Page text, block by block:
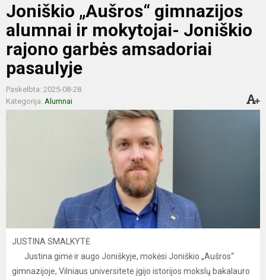
Joniškio „Aušros“ gimnazijos
alumnai ir mokytojai- Joniškio
rajono garbės amsadoriai
pasaulyje
Paskelbta: 2025-08-28
Kategorija: Alumnai
JUSTINA SMALKYTĖ
Justina gimė ir augo Joniškyje, mokėsi Joniškio „Aušros“
gimnazijoje, Vilniaus universitete įgijo istorijos mokslų bakalauro